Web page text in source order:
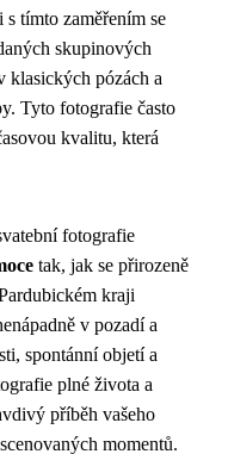
tímto zaměřením se
skupinových
klasických pózách a
Tyto fotografie často
kvalitu, která
fotografie
tak, jak se přirozeně
kraji
v pozadí a
spontánní objetí a
plné života a
příběh vašeho
momentů.